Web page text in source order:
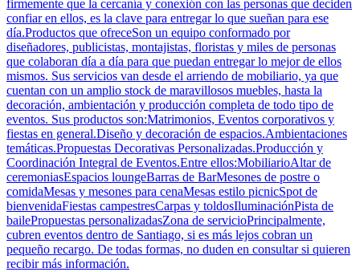
firmemente que la cercanía y conexión con las personas que deciden
confiar en ellos, es la clave para entregar lo que sueñan para ese
día.Productos que ofreceSon un equipo conformado por
diseñadores, publicistas, montajistas, floristas y miles de personas
que colaboran día a día para que puedan entregar lo mejor de ellos
mismos. Sus servicios van desde el arriendo de mobiliario, ya que
cuentan con un amplio stock de maravillosos muebles, hasta la
decoración, ambientación y producción completa de todo tipo de
eventos. Sus productos son:Matrimonios, Eventos corporativos y
fiestas en general.Diseño y decoración de espacios.Ambientaciones
temáticas.Propuestas Decorativas Personalizadas.Producción y
Coordinación Integral de Eventos.Entre ellos:MobiliarioAltar de
ceremoniasEspacios loungeBarras de BarMesones de postre o
comidaMesas y mesones para cenaMesas estilo picnicSpot de
bienvenidaFiestas campestresCarpas y toldosIluminaciónPista de
bailePropuestas personalizadasZona de servicioPrincipalmente,
cubren eventos dentro de Santiago, si es más lejos cobran un
pequeño recargo. De todas formas, no duden en consultar si quieren
recibir más información.